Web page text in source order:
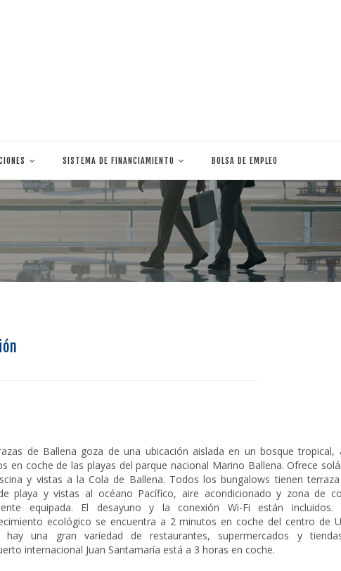
SISTEMA DE FINANCIAMIENTO BOLSA DE EMPLEO
de Ballena goza de una ubicación aislada en un bosque tropical,
en coche de las playas del parque nacional Marino Ballena. Ofrece
y vistas a la Cola de Ballena. Todos los bungalows tienen
playa y vistas al océano Pacífico, aire acondicionado y zona de
equipada. El desayuno y la conexión Wi-Fi están incluidos.
ecológico se encuentra a 2 minutos en coche del centro de
hay una gran variedad de restaurantes, supermercados y
internacional Juan Santamaría está a 3 horas en coche.